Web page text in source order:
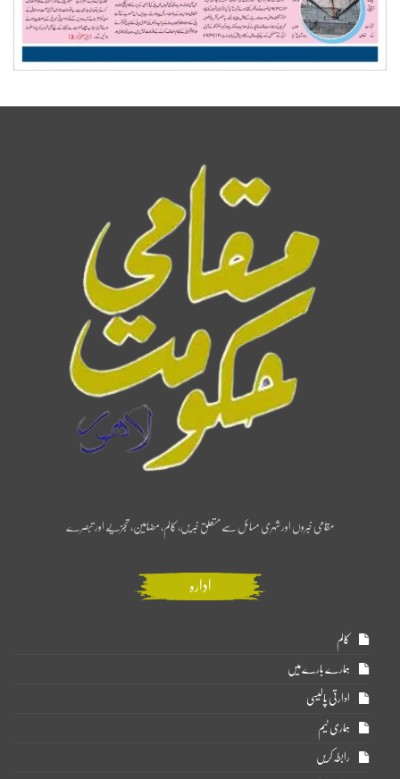
مقامی خبروں اور شہری مسائل سے متعلق خبریں، کالم، مضامین، تجزیے اور تبصرے
ادارہ
کالم
ہمارے بارے میں
ادارتی پالیسی
ہماری ٹیم
رابطہ کریں